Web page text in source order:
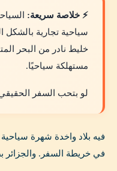
⚡ خلاصة سريعة:
سياحية تجارية بالشكل
خليط نادر من البحر
مستهلكة سياحيًا.
لو بتحب السفر
فيه بلاد واخدة شهرة
في خريطة السفر. والجزائر